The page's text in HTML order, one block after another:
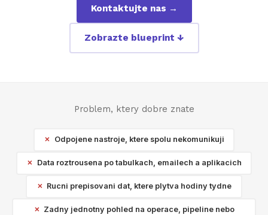
Kontaktujte nas →
Zobrazte blueprint ↓
Problem, ktery dobre znate
Odpojene nastroje, ktere spolu nekomunikuji
Data roztrousena po tabulkach, emailech a aplikacich
Rucni prepisovani dat, ktere plytva hodiny tydne
Zadny jednotny pohled na operace, pipeline nebo